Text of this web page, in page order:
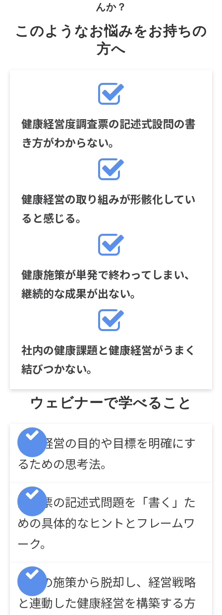
んか？
このようなお悩みをお持ちの
方へ
健康経営度調査票の記述式設問の書
き方がわからない。
健康経営の取り組みが形骸化してい
ると感じる。
健康施策が単発で終わってしまい、
継続的な成果が出ない。
社内の健康課題と健康経営がうまく
結びつかない。
ウェビナーで学べること
健康経営の目的や目標を明確にす
るための思考法。
調査票の記述式問題を「書く」た
めの具体的なヒントとフレームワ
ーク。
単発の施策から脱却し、経営戦略
と連動した健康経営を構築する方